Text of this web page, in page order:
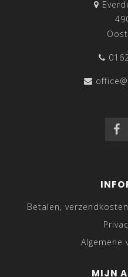
Betalen,
Algemene
MIJN